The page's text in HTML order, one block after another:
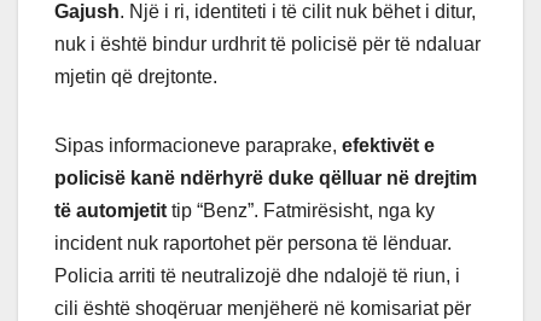
Gajush. Një i ri, identiteti i të cilit nuk bëhet i ditur,
nuk i është bindur urdhrit të policisë për të ndaluar
mjetin që drejtonte.
Sipas informacioneve paraprake, efektivët e
policisë kanë ndërhyrë duke qëlluar në drejtim
të automjetit tip “Benz”. Fatmirësisht, nga ky
incident nuk raportohet për persona të lënduar.
Policia arriti të neutralizojë dhe ndalojë të riun, i
cili është shoqëruar menjëherë në komisariat për